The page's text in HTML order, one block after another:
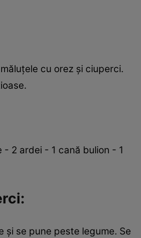
cu orez şi ciuperci.
2 ardei - 1 cană bulion - 1
şi se pune peste legume. Se